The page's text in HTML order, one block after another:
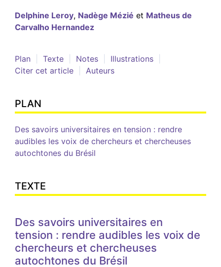
Delphine Leroy, Nadège Mézié et Matheus de
Carvalho Hernandez
Plan Texte Notes
Illustrations
Citer cet article
Auteurs
PLAN
Des savoirs universitaires en tension : rendre
audibles les voix de chercheurs et chercheuses
autochtones du Brésil
TEXTE
Des savoirs universitaires en
tension : rendre audibles les voix de
chercheurs et chercheuses
autochtones du Brésil